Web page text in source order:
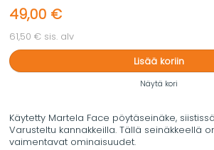
49,00 €
61,50 € sis. alv
Lisää koriin
Näytä kori
Käytetty Martela Face pöytäseinäke,
Varusteltu kannakkeilla. Tällä seinäkkeellä
vaimentavat ominaisuudet.